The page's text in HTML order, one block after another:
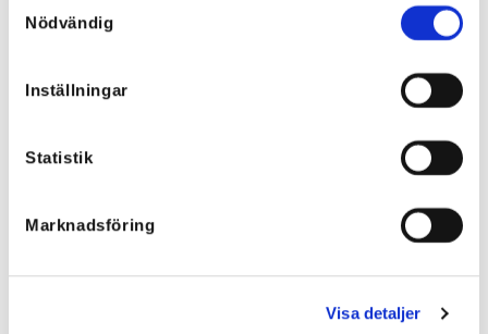
Nödvändig
Inställningar
Statistik
Marknadsföring
Visa detaljer
Liana Smockkjole Emmy Grønn